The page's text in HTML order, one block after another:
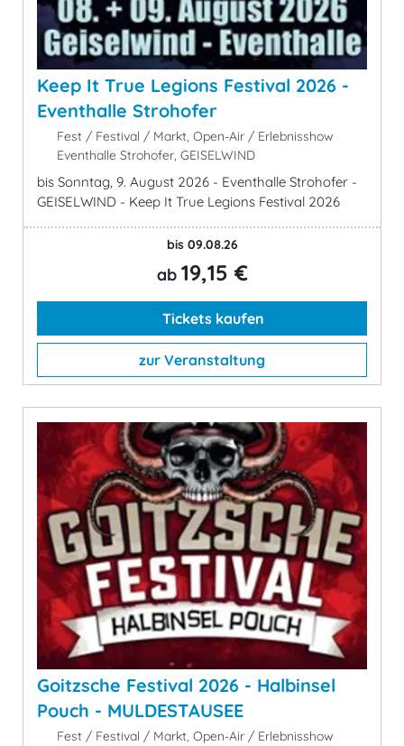
Keep It True Legions Festival 2026 -
Eventhalle Strohofer
Fest / Festival / Markt, Open-Air / Erlebnisshow
Eventhalle Strohofer, GEISELWIND
bis Sonntag, 9. August 2026 - Eventhalle Strohofer -
GEISELWIND - Keep It True Legions Festival 2026
bis 09.08.26
ab 19,15 €
Tickets kaufen
zur Veranstaltung
Goitzsche Festival 2026 - Halbinsel
Pouch - MULDESTAUSEE
Fest / Festival / Markt, Open-Air / Erlebnisshow